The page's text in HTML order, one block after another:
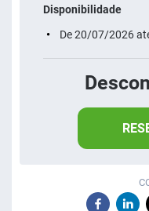
Disponibilidade
De 20/07/2026